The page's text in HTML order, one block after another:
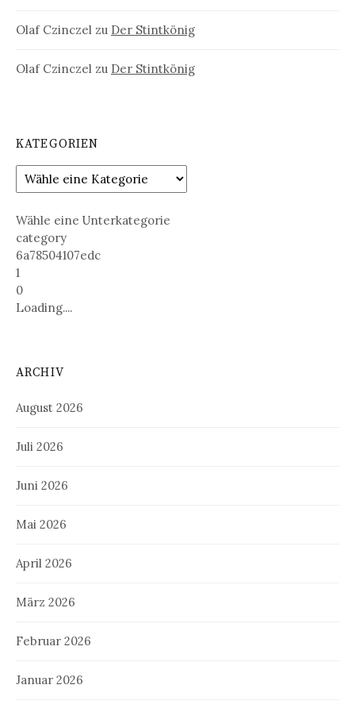
Olaf Czinczel zu Der Stintkönig
Olaf Czinczel zu Der Stintkönig
KATEGORIEN
Wähle eine Unterkategorie
category
6a78504107edc
1
0
Loading....
ARCHIV
August 2026
Juli 2026
Juni 2026
Mai 2026
April 2026
März 2026
Februar 2026
Januar 2026